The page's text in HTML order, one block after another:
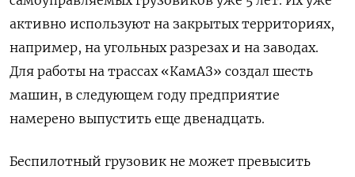
активно используют на закрытых территориях,
например, на угольных разрезах и на заводах.
Для работы на трассах «КамАЗ» создал шесть
машин, в следующем году предприятие
намерено выпустить еще двенадцать.
Беспилотный грузовик не может превысить